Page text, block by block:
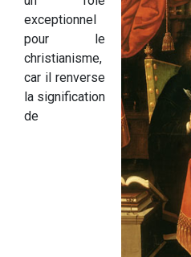
exceptionnel
pour le
christianisme,
car il renverse
la signification
de